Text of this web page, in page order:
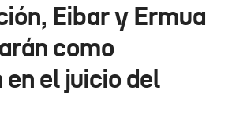
Ikusmiran
Eguraldia
Eibar y Ermua
como
el juicio del